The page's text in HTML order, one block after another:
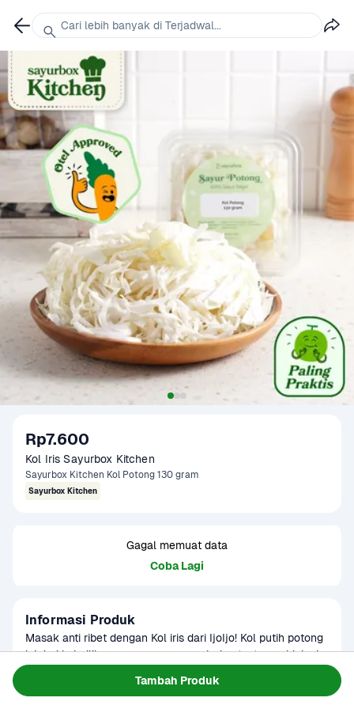
Tambah Produk
Rp7.600
Kol Iris Sayurbox Kitchen
Sayurbox Kitchen Kol Potong 130 gram
Sayurbox Kitchen
Gagal memuat data
Coba Lagi
Informasi Produk
Masak anti ribet dengan Kol iris dari IjoIjo! Kol putih potong
ini dari kol pilihan yang segar, renyah dan tentunya higienis.
Sayur
Cari lebih banyak di Terjadwal...